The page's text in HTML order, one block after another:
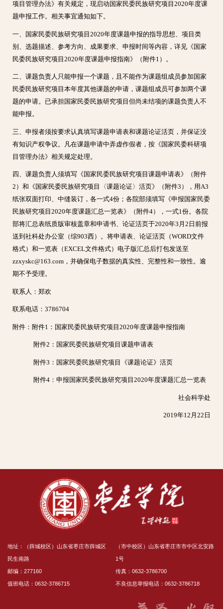
项目管理办法》有关规定，现启动国家民委民族研究项目2020年度课
题申报工作。相关事宜通知如下。
一、国家民委民族研究项目2020年度课题申报的指导思想、项目类
别、选题描述、参考方向、成果要求、申报时间等内容，详见《国家
民委民族研究项目2020年度课题申报指南》（附件1）。
二、课题负责人只能申报一个课题，且不能作为课题组成员参加国家
民委民族研究项目本年度其他课题的申请，课题组成员可参加两个课
题的申请。已承担国家民委民族研究项目但尚未结项的课题负责人不
能申报。
三、申报者须按要求认真填写课题申请表和课题论证活页，并保证没
有知识产权争议。凡在课题申请中弄虚作假者，按《国家民委科研项
目管理办法》相关规定处理。
四、课题负责人须填写《国家民委民族研究项目课题申请表》（附件
2）和《国家民委民族研究项目〈课题论证〉活页》（附件3），用A3
纸张双面打印、中缝装订，各一式4份；各院部须填写《申报国家民委
民族研究项目2020年度课题汇总一览表》（附件4），一式1份。各院
部将汇总表纸质版审核盖章和申请书、论证活页于2020年3月2日前报
送到社科处办公室（综903西）。将申请表、论证活页（WORD文件
格式）和一览表（EXCEL文件格式）电子版汇总后打包发送至
zzxyskc@163.com，并确保电子数据的真实性、完整性和一致性。逾
期不予受理。
联系人：郑欢
联系电话：3786704
附件：附件1：国家民委民族研究项目2020年度课题申报指南
附件2：国家民委民族研究项目课题申请表
附件3：国家民委民族研究项目《课题论证》活页
附件4：申报国家民委民族研究项目2020年度课题汇总一览表
社会科学处
2019年12月22日
地址：（薛城校区）山东省枣庄市薛城区
民生南路
邮编：277160
值班电话：0632-3786715
（市中校区）山东省枣庄市市中区北安路
1号
传真：0632-3786700
不良信息举报电话：0632-3786718